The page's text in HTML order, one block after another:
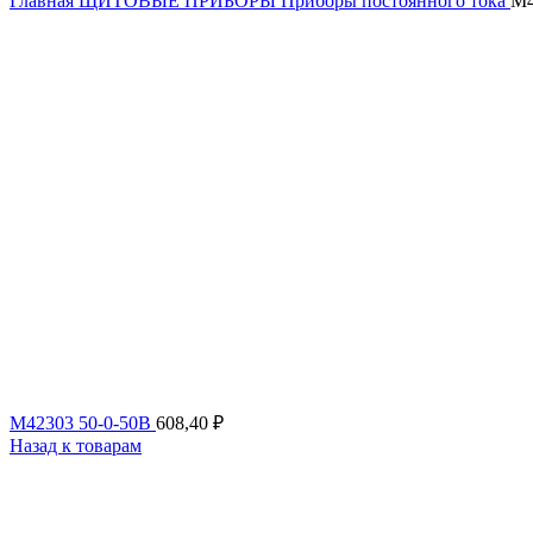
М42303 50-0-50В 608,40 ₽
Назад к товарам